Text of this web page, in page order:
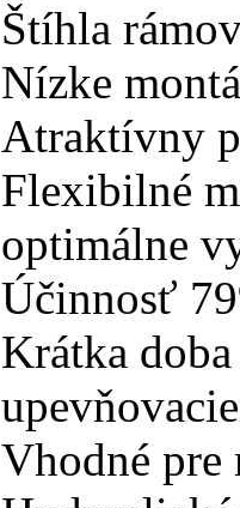
Štíhla
Nízke
Atraktívny
Flexibilné
optimálne
Účinnosť
Krátka
Vhodné pre